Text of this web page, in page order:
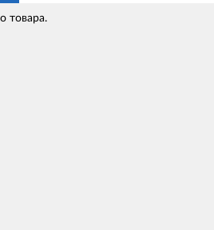
товара.